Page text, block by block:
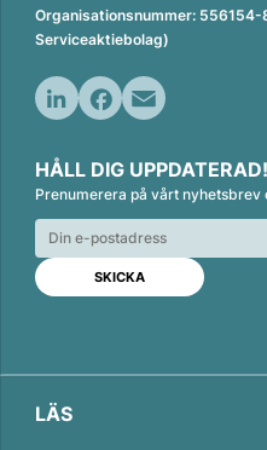
Organisationsnummer: 556154-
Serviceaktiebolag)
n
k
e
d
n
c
e
b
o
o
k
a
i
l
HÅLL DIG UPPDATERAD!
Prenumerera på vårt
LÄS